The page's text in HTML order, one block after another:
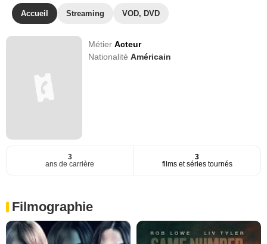
Accueil Streaming VOD, DVD
MétierActeur
NationalitéAméricain
3
ans de carrière
3
films et séries tournés
Filmographie